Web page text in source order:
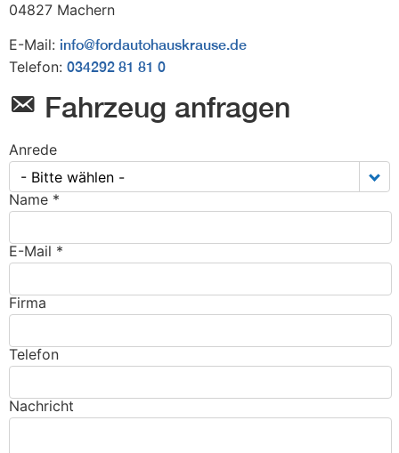
04827 Machern
E-Mail: info@fordautohauskrause.de
Telefon: 034292 81 81 0
Fahrzeug anfragen
Anrede
- Bitte wählen -
Name *
E-Mail *
Firma
Telefon
Nachricht